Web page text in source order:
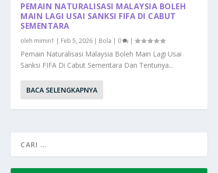
PEMAIN NATURALISASI MALAYSIA BOLEH
MAIN LAGI USAI SANKSI FIFA DI CABUT
SEMENTARA
oleh mimin1 | Feb 5, 2026 | Bola | 0 |
Pemain Naturalisasi Malaysia Boleh Main Lagi Usai
Sanksi FIFA Di Cabut Sementara Dan Tentunya...
BACA SELENGKAPNYA